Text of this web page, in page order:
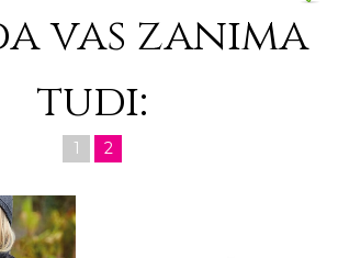
vas zanima
tudi:
1 2